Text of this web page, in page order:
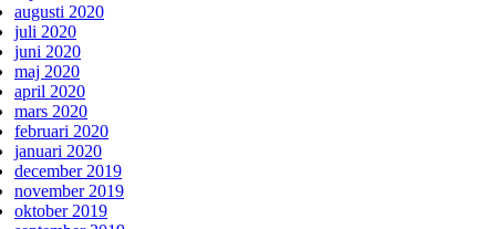
augusti 2020
juli 2020
juni 2020
maj 2020
april 2020
mars 2020
februari 2020
januari 2020
december 2019
november 2019
oktober 2019